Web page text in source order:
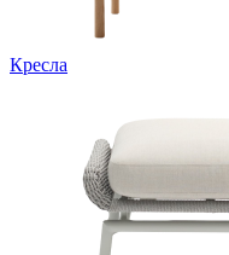
Кресла